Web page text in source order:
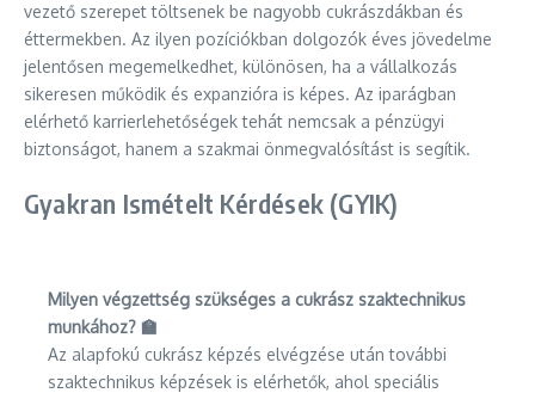
vezető szerepet töltsenek be nagyobb cukrászdákban és
éttermekben. Az ilyen pozíciókban dolgozók éves jövedelme
jelentősen megemelkedhet, különösen, ha a vállalkozás
sikeresen működik és expanzióra is képes. Az iparágban
elérhető karrierlehetőségek tehát nemcsak a pénzügyi
biztonságot, hanem a szakmai önmegvalósítást is segítik.
Gyakran Ismételt Kérdések (GYIK)
Milyen végzettség szükséges a cukrász szaktechnikus
munkához? 🏫
Az alapfokú cukrász képzés elvégzése után további
szaktechnikus képzések is elérhetők, ahol speciális